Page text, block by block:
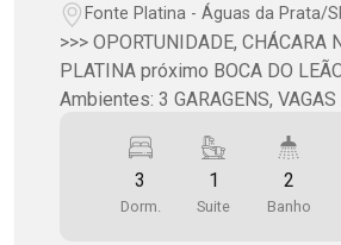
Fonte Platina - Águas da Prata/
>>> OPORTUNIDADE, CHÁCARA
PLATINA próximo BOCA DO LEÃO
Ambientes: 3 GARAGENS, VAGAS
DORMITÓRIOS (SUÍTE),
ÁREA SERVIÇO, ÁREA GOUMERT,
POMAR >>> ÁREA TERRENO: 1.320 m2 >>> ÁREA
3
Dorm.
1
Suite
2
Banho